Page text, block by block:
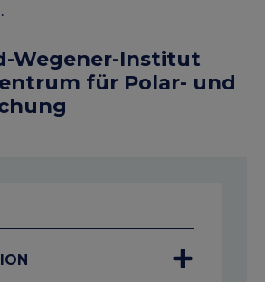
Wegener-Institut
für Polar- und